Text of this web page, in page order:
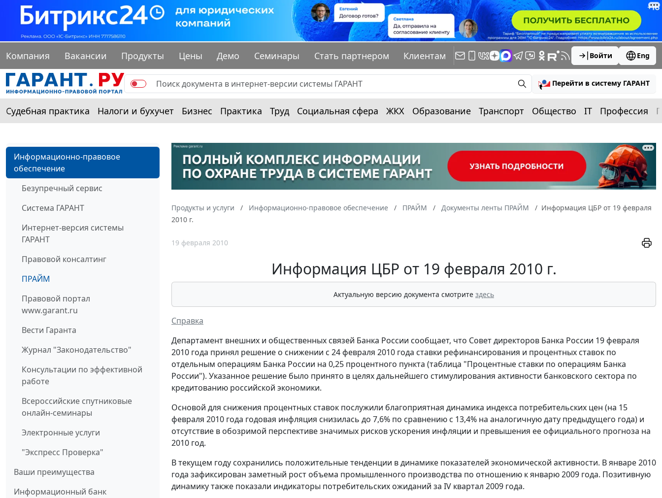
Компания Вакансии Продукты Цены Демо Семинары Стать партнером Клиентам Войти Eng
Перейти в систему ГАРАНТ
Судебная практика Налоги и бухучет Бизнес Практика Труд Социальная сфера ЖКХ Образование Транспорт Общество IT Профессия
Информационно-правовое
обеспечение
Безупречный сервис
Система ГАРАНТ
Интернет-версия системы
ГАРАНТ
Правовой консалтинг
ПРАЙМ
Правовой портал
www.garant.ru
Вести Гаранта
Журнал "Законодательство"
Консультации по эффективной
работе
Всероссийские спутниковые
онлайн-семинары
Электронные услуги
"Экспресс Проверка"
Ваши преимущества
Информационный банк
Продукты и услуги Информационно-правовое обеспечение ПРАЙМ Документы ленты ПРАЙМ
Информация ЦБР от 19 февраля
2010 г.
19 февраля 2010
Информация ЦБР от 19 февраля 2010 г.
Актуальную версию документа смотрите здесь
Справка
Департамент внешних и общественных связей Банка России сообщает, что Совет директоров Банка России 19 февраля
2010 года принял решение о снижении с 24 февраля 2010 года ставки рефинансирования и процентных ставок по
отдельным операциям Банка России на 0,25 процентного пункта (таблица "Процентные ставки по операциям Банка
России"). Указанное решение было принято в целях дальнейшего стимулирования активности банковского сектора по
кредитованию российской экономики.
Основой для снижения процентных ставок послужили благоприятная динамика индекса потребительских цен (на 15
февраля 2010 года годовая инфляция снизилась до 7,6% по сравнению с 13,4% на аналогичную дату предыдущего года) и
отсутствие в обозримой перспективе значимых рисков ускорения инфляции и превышения ее официального прогноза на
2010 год.
В текущем году сохранились положительные тенденции в динамике показателей экономической активности. В январе 2010
года зафиксирован заметный рост объема промышленного производства по отношению к январю 2009 года. Позитивную
динамику также показали индикаторы потребительских ожиданий за IV квартал 2009 года.